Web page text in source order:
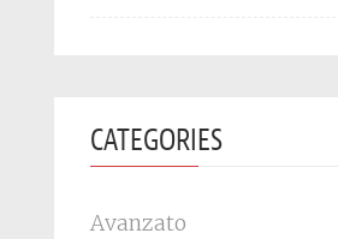
CATEGORIES
Avanzato